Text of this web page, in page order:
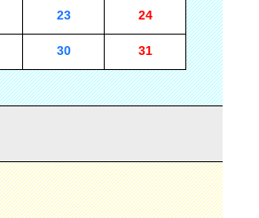
23 24
30 31